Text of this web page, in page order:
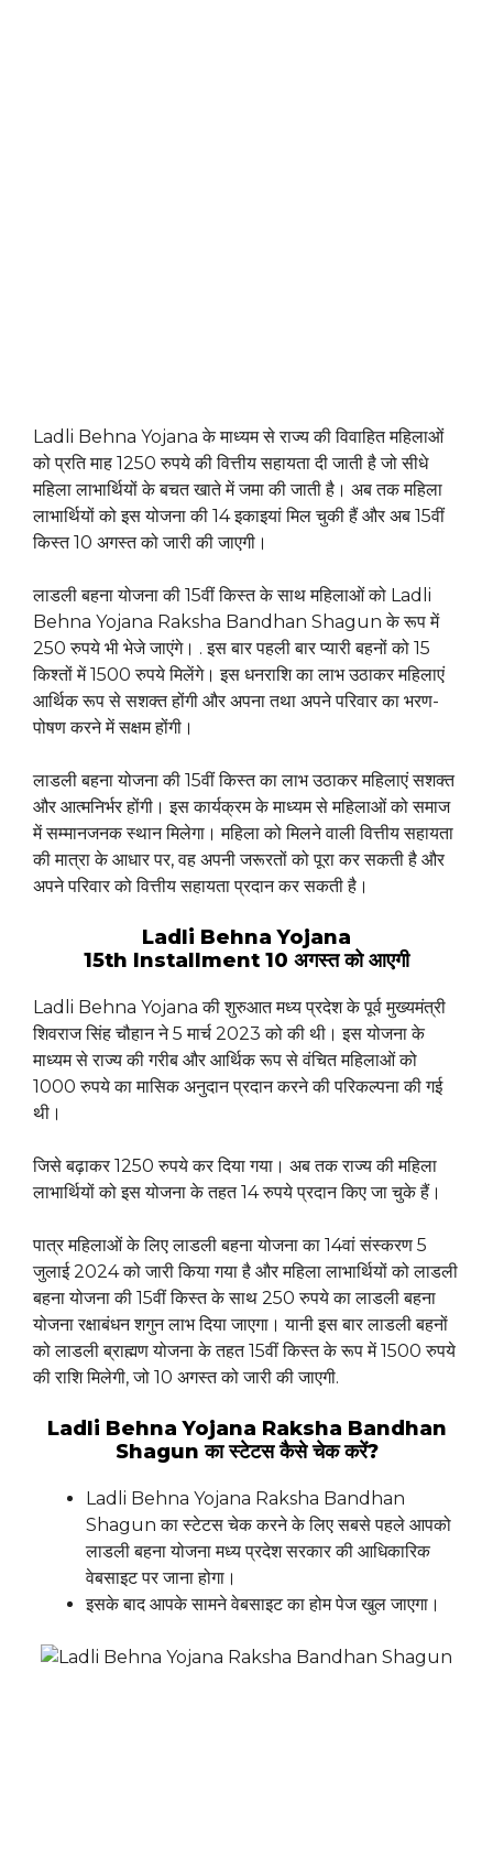
Ladli Behna Yojana के माध्यम से राज्य की विवाहित महिलाओं
को प्रति माह 1250 रुपये की वित्तीय सहायता दी जाती है जो सीधे
महिला लाभार्थियों के बचत खाते में जमा की जाती है। अब तक महिला
लाभार्थियों को इस योजना की 14 इकाइयां मिल चुकी हैं और अब 15वीं
किस्त 10 अगस्त को जारी की जाएगी।
लाडली बहना योजना की 15वीं किस्त के साथ महिलाओं को Ladli
Behna Yojana Raksha Bandhan Shagun के रूप में
250 रुपये भी भेजे जाएंगे। . इस बार पहली बार प्यारी बहनों को 15
किश्तों में 1500 रुपये मिलेंगे। इस धनराशि का लाभ उठाकर महिलाएं
आर्थिक रूप से सशक्त होंगी और अपना तथा अपने परिवार का भरण-
पोषण करने में सक्षम होंगी।
लाडली बहना योजना की 15वीं किस्त का लाभ उठाकर महिलाएं सशक्त
और आत्मनिर्भर होंगी। इस कार्यक्रम के माध्यम से महिलाओं को समाज
में सम्मानजनक स्थान मिलेगा। महिला को मिलने वाली वित्तीय सहायता
की मात्रा के आधार पर, वह अपनी जरूरतों को पूरा कर सकती है और
अपने परिवार को वित्तीय सहायता प्रदान कर सकती है।
Ladli Behna Yojana
15th Installment 10 अगस्त को आएगी
Ladli Behna Yojana की शुरुआत मध्य प्रदेश के पूर्व मुख्यमंत्री
शिवराज सिंह चौहान ने 5 मार्च 2023 को की थी। इस योजना के
माध्यम से राज्य की गरीब और आर्थिक रूप से वंचित महिलाओं को
1000 रुपये का मासिक अनुदान प्रदान करने की परिकल्पना की गई
थी।
जिसे बढ़ाकर 1250 रुपये कर दिया गया। अब तक राज्य की महिला
लाभार्थियों को इस योजना के तहत 14 रुपये प्रदान किए जा चुके हैं।
पात्र महिलाओं के लिए लाडली बहना योजना का 14वां संस्करण 5
जुलाई 2024 को जारी किया गया है और महिला लाभार्थियों को लाडली
बहना योजना की 15वीं किस्त के साथ 250 रुपये का लाडली बहना
योजना रक्षाबंधन शगुन लाभ दिया जाएगा। यानी इस बार लाडली बहनों
को लाडली ब्राह्मण योजना के तहत 15वीं किस्त के रूप में 1500 रुपये
की राशि मिलेगी, जो 10 अगस्त को जारी की जाएगी.
Ladli Behna Yojana Raksha Bandhan
Shagun का स्टेटस कैसे चेक करें?
Ladli Behna Yojana Raksha Bandhan
Shagun का स्टेटस चेक करने के लिए सबसे पहले आपको
लाडली बहना योजना मध्य प्रदेश सरकार की आधिकारिक
वेबसाइट पर जाना होगा।
इसके बाद आपके सामने वेबसाइट का होम पेज खुल जाएगा।